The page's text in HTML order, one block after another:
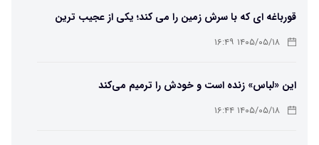
قورباغه ای که با سرش زمین را می کند؛ یکی از عجیب ترین
دوزیستان جهان
۱۴۰۵/۰۵/۱۸ ۱۶:۴۹
این «لباس» زنده است و خودش را ترمیم می‌کند
۱۴۰۵/۰۵/۱۸ ۱۶:۴۴